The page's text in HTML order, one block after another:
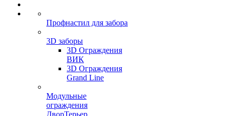
Профнастил для забора
3D заборы
3D Ограждения
ВИК
3D Ограждения
Grand Line
Модульные
ограждения
ДворТерьер